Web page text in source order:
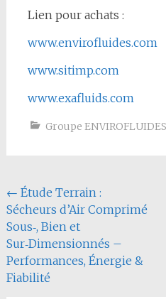
Lien pour achats :
www.envirofluides.com
www.sitimp.com
www.exafluids.com
Groupe
Navigation
de
l'article
← Étude Terrain :
Sécheurs d’Air Comprimé
Sous‑, Bien et
Sur‑Dimensionnés –
Performances, Énergie &
Fiabilité